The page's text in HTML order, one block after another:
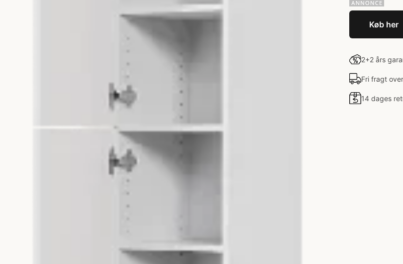
Køb her
2+2 års
Fri fragt
14 dages